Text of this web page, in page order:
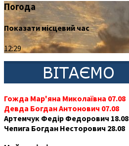
Погода
Показати місцевий час
12:29
Гожда Мар'яна Миколаївна 07.08
Девда Богдан Антонович 07.08
Артемчук Федір Федорович 18.08
Чепига Богдан Несторович 28.08